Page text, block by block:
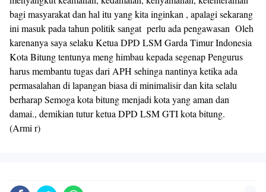
bagi masyarakat dan hal itu yang kita inginkan , apalagi sekarang
ini masuk pada tahun politik sangat perlu ada pengawasan Oleh
karenanya saya selaku Ketua DPD LSM Garda Timur Indonesia
Kota Bitung tentunya meng himbau kepada segenap Pengurus
harus membantu tugas dari APH sehinga nantinya ketika ada
permasalahan di lapangan biasa di minimalisir dan kita selalu
berharap Semoga kota bitung menjadi kota yang aman dan
damai., demikian tutur ketua DPD LSM GTI kota bitung.
(Armi r)